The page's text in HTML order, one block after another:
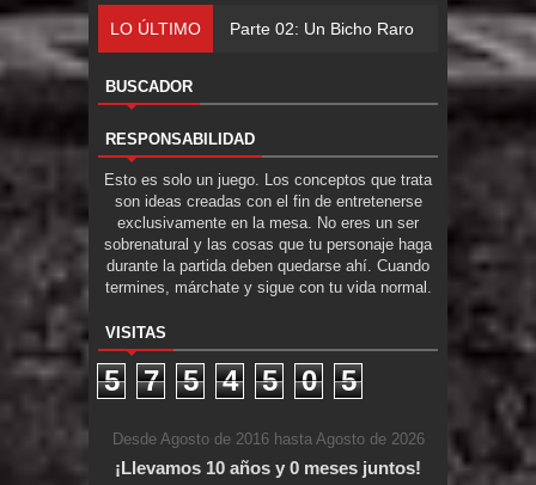
LO ÚLTIMO Parte 02: Un Bicho Raro
BUSCADOR
RESPONSABILIDAD
Esto es solo un juego. Los conceptos que trata
son ideas creadas con el fin de entretenerse
exclusivamente en la mesa. No eres un ser
sobrenatural y las cosas que tu personaje haga
durante la partida deben quedarse ahí. Cuando
termines, márchate y sigue con tu vida normal.
VISITAS
5 7 5 4 5 0 5
Desde Agosto de 2016 hasta Agosto de 2026
¡Llevamos 10 años y 0 meses juntos!